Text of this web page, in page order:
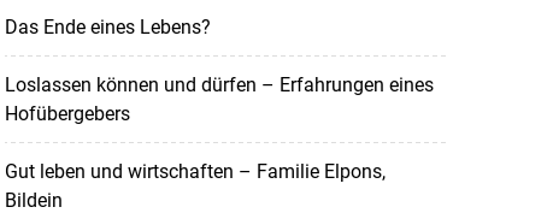
Das Ende eines Lebens?
Loslassen können und dürfen – Erfahrungen eines
Hofübergebers
Gut leben und wirtschaften – Familie Elpons,
Bildein